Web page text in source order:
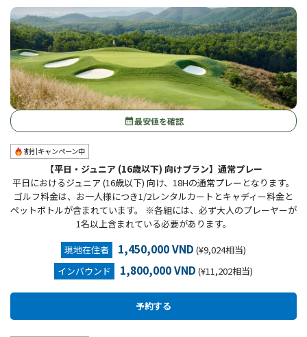
calendar_month最安値を確認
割引キャンペーン中
【平日・ジュニア (16歳以下) 向けプラン】通常プレー
平日におけるジュニア (16歳以下) 向け、18Hの通常プレーとなります。
ゴルフ料金は、お一人様につき1/2レンタルカートとキャディー料金と
ペットボトルが含まれています。 ※各組には、必ず大人のプレーヤーが
1名以上含まれている必要があります。
現地在住者
1,450,000 VND (¥9,024相当)
インバウンド
1,800,000 VND (¥11,202相当)